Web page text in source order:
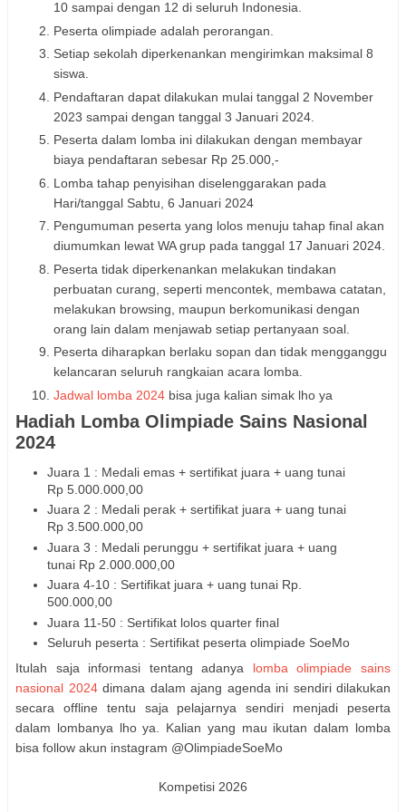
10 sampai dengan 12 di seluruh Indonesia.
Peserta olimpiade adalah perorangan.
Setiap sekolah diperkenankan mengirimkan maksimal 8
siswa.
Pendaftaran dapat dilakukan mulai tanggal 2 November
2023 sampai dengan tanggal 3 Januari 2024.
Peserta dalam lomba ini dilakukan dengan membayar
biaya pendaftaran sebesar Rp 25.000,-
Lomba tahap penyisihan diselenggarakan pada
Hari/tanggal Sabtu, 6 Januari 2024
Pengumuman peserta yang lolos menuju tahap final akan
diumumkan lewat WA grup pada tanggal 17 Januari 2024.
Peserta tidak diperkenankan melakukan tindakan
perbuatan curang, seperti mencontek, membawa catatan,
melakukan browsing, maupun berkomunikasi dengan
orang lain dalam menjawab setiap pertanyaan soal.
Peserta diharapkan berlaku sopan dan tidak mengganggu
kelancaran seluruh rangkaian acara lomba.
Jadwal lomba 2024 bisa juga kalian simak lho ya
Hadiah Lomba Olimpiade Sains Nasional
2024
Juara 1 : Medali emas + sertifikat juara + uang tunai
Rp 5.000.000,00
Juara 2 : Medali perak + sertifikat juara + uang tunai
Rp 3.500.000,00
Juara 3 : Medali perunggu + sertifikat juara + uang
tunai Rp 2.000.000,00
Juara 4-10 : Sertifikat juara + uang tunai Rp.
500.000,00
Juara 11-50 : Sertifikat lolos quarter final
Seluruh peserta : Sertifikat peserta olimpiade SoeMo
Itulah saja informasi tentang adanya lomba olimpiade sains
nasional 2024dimana dalam ajang agenda ini sendiri dilakukan
secara offline tentu saja pelajarnya sendiri menjadi peserta
dalam lombanya lho ya. Kalian yang mau ikutan dalam lomba
bisa follow akun instagram @OlimpiadeSoeMo
Kompetisi 2026